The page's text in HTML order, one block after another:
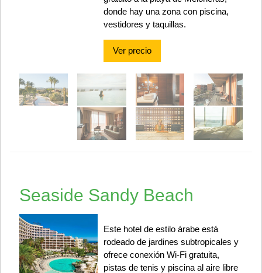
donde hay una zona con piscina,
vestidores y taquillas.
Ver precio
Seaside Sandy Beach
Este hotel de estilo árabe está
rodeado de jardines subtropicales y
ofrece conexión Wi-Fi gratuita,
pistas de tenis y piscina al aire libre